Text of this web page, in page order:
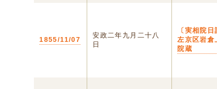
1855/11/07
安政二年九月二十八
日
〔実相院
左京区岩倉
院蔵